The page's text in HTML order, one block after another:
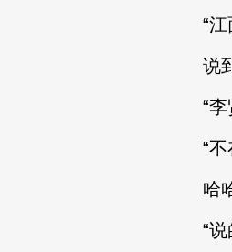
“江面
说到
“李贤
“不在
哈哈
“说的